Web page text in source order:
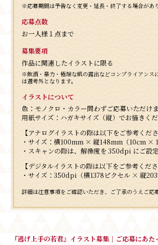
※応募期間は予告なく変更・延長・終了する場合があり
応募点数
お一人様１点まで
募集要項
作品に関連したイラストに限る
※飲酒・暴力・極端な肌の露出などコンプライアンス
は選考外となります。
イラストについて
色：モノクロ・カラー問わずご応募いただけ
用紙サイズ：ハガキサイズ（縦）でお描きく
【アナログイラストの際は以下をご参考くださ
・サイズ：横100mm × 縦148mm（10cm ×
・スキャンの際は、解像度を 350dpi にご設
【デジタルイラストの際は以下をご参考くださ
・サイズ：350dpi（横1378ピクセル × 縦
詳細は注意事項をご確認いただき、ご了承のうえご応
『逃げ上手の若君』イラスト募集｜ご応募にあ